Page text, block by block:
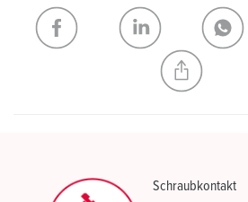
Schraubkontakt